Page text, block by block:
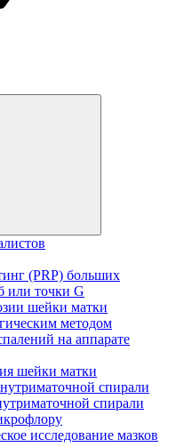
(PRP) больших
или точки G
шейки матки
методом
на аппарате
шейки матки
спирали
спирали
исследование мазков